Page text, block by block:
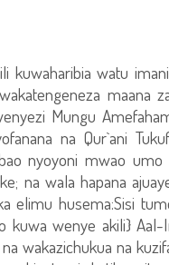
kuwaharibia watu
maana
Mungu
na Qur`ani
nyoyoni mwao umo
na wala hapana
elimu husema:Sisi
kuwa wenye akili} Aal-
wakazichukua na